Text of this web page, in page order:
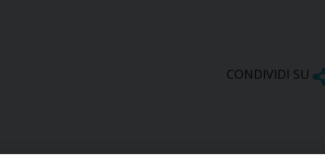
CONDIVIDI SU